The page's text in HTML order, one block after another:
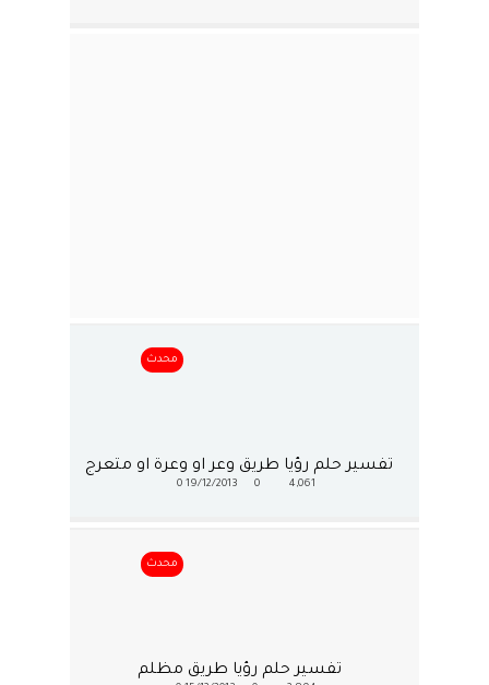
محدث
تفسير حلم رؤيا طريق وعر او وعرة او متعرج
4,061
0
19/12/2013
0
محدث
تفسير حلم رؤيا طريق مظلم